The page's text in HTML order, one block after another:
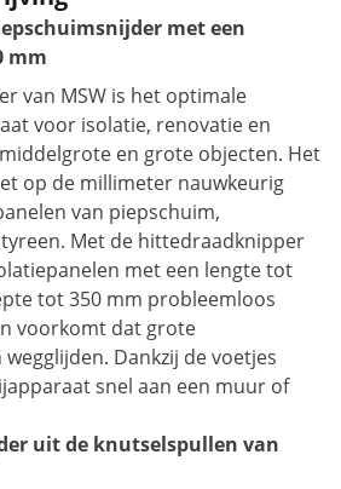
met een
mm
van MSW is het optimale
voor isolatie, renovatie en
en grote objecten. Het
op de millimeter nauwkeurig
van piepschuim,
Met de hittedraadknipper
met een lengte tot
tot 350 mm probleemloos
voorkomt dat grote
Dankzij de voetjes
snel aan een muur of
uit de knutselspullen van